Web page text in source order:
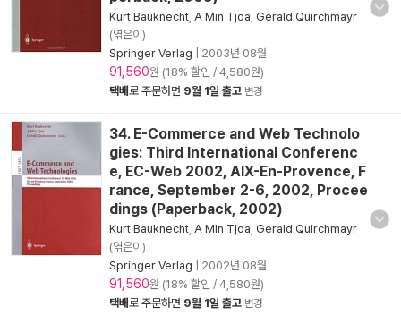
Kurt Bauknecht A Min Tjoa Gerald Quirchmayr
(엮은이)
Springer Verlag
2003년 08월
91,560원 (18% 할인 / 4,580원)
택배로 주문하면 9월 1일 출고 변경
34. E-Commerce and Web Technolo
gies: Third International Conferenc
e, EC-Web 2002, AIX-En-Provence, F
rance, September 2-6, 2002, Procee
dings (Paperback, 2002)
Kurt Bauknecht A Min Tjoa Gerald Quirchmayr
(엮은이)
Springer Verlag
2002년 08월
91,560원 (18% 할인 / 4,580원)
택배로 주문하면 9월 1일 출고 변경